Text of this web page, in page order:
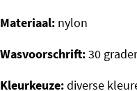
Materiaal: nylon
Wasvoorschrift:30
Kleurkeuze:diverse